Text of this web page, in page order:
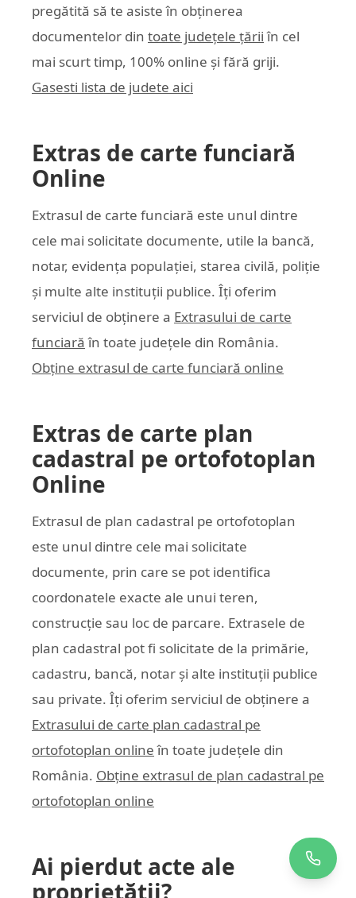
pregătită să te asiste în obținerea
documentelor din toate județele țării în cel
mai scurt timp, 100% online și fără griji.
Gasesti lista de judete aici
Extras de carte funciară
Online
Extrasul de carte funciară este unul dintre
cele mai solicitate documente, utile la bancă,
notar, evidența populației, starea civilă, poliție
și multe alte instituții publice. Îți oferim
serviciul de obținere a Extrasului de carte
funciară în toate județele din România.
Obține extrasul de carte funciară online
Extras de carte plan
cadastral pe ortofotoplan
Online
Extrasul de plan cadastral pe ortofotoplan
este unul dintre cele mai solicitate
documente, prin care se pot identifica
coordonatele exacte ale unui teren,
construcție sau loc de parcare. Extrasele de
plan cadastral pot fi solicitate de la primărie,
cadastru, bancă, notar și alte instituții publice
sau private. Îți oferim serviciul de obținere a
Extrasului de carte plan cadastral pe
ortofotoplan online în toate județele din
România. Obține extrasul de plan cadastral pe
ortofotoplan online
Ai pierdut acte ale
proprietății?